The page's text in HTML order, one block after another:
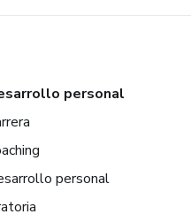
personal
personal